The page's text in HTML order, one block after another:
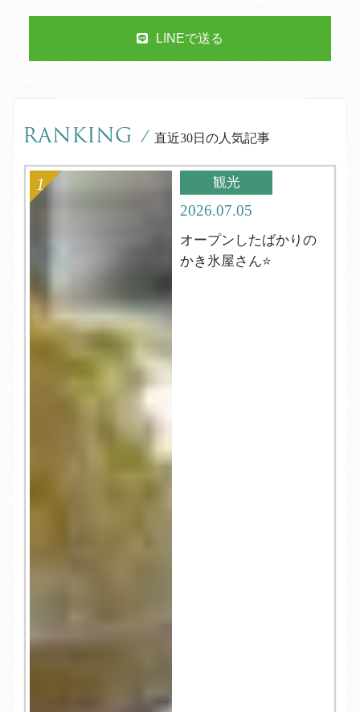
LINEで送る
RANKING / 直近30日の人気記事
観光
2026.07.05
オープンしたばかりの
かき氷屋さん⭐